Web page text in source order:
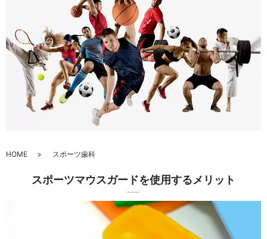
HOME スポーツ歯科
スポーツマウスガードを使用するメリット